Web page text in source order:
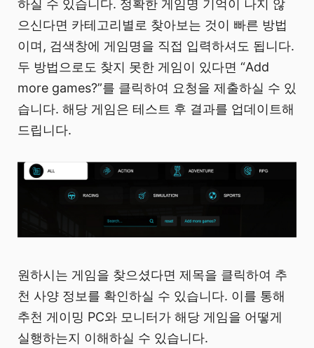
하실 수 있습니다. 정확한 게임명 기억이 나지 않
으신다면 카테고리별로 찾아보는 것이 빠른 방법
이며, 검색창에 게임명을 직접 입력하셔도 됩니다.
두 방법으로도 찾지 못한 게임이 있다면 “Add
more games?”를 클릭하여 요청을 제출하실 수 있
습니다. 해당 게임은 테스트 후 결과를 업데이트해
드립니다.
원하시는 게임을 찾으셨다면 제목을 클릭하여 추
천 사양 정보를 확인하실 수 있습니다. 이를 통해
추천 게이밍 PC와 모니터가 해당 게임을 어떻게
실행하는지 이해하실 수 있습니다.